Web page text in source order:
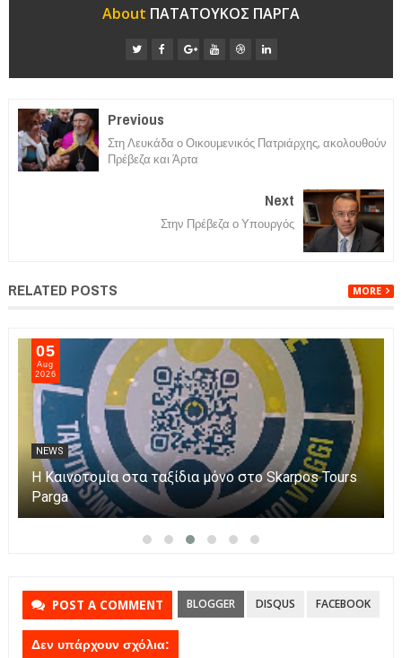
About ΠΑΤΑΤΟΥΚΟΣ ΠΑΡΓΑ
Previous
Στη Λευκάδα ο Οικουμενικός Πατριάρχης, ακολουθούν
Πρέβεζα και Άρτα
Next
Στην Πρέβεζα ο Υπουργός
RELATED POSTS MORE
05
Aug
2026
NEWS
Η Καινοτομία στα ταξίδια μόνο στο Skarpos Tours
Parga
POST A COMMENT BLOGGER DISQUS FACEBOOK
Δεν υπάρχουν σχόλια: